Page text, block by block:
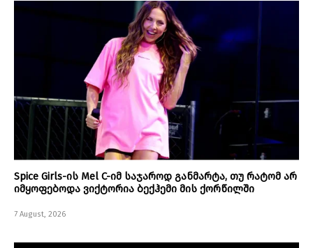
Spice Girls-ის Mel C-იმ საჯაროდ განმარტა, თუ რატომ არ
იმყოფებოდა ვიქტორია ბექჰემი მის ქორწილში
7 August, 2026